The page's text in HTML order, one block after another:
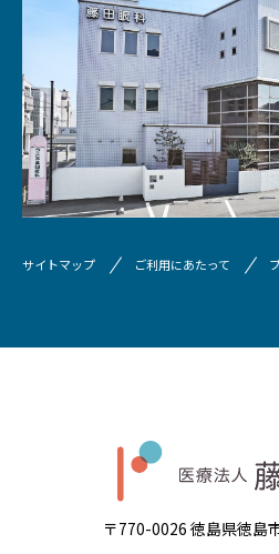
サイトマップ ご利用にあたって
〒770-0026 徳島県徳島